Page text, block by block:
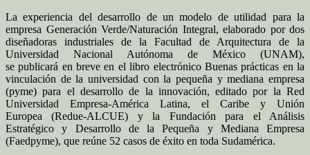
La experiencia del desarrollo de un modelo de utilidad para la
empresa Generación Verde/Naturación Integral, elaborado por dos
diseñadoras industriales de la Facultad de Arquitectura de la
Universidad Nacional Autónoma de México (UNAM),
se publicará en breve en el libro electrónico Buenas prácticas en la
vinculación de la universidad con la pequeña y mediana empresa
(pyme) para el desarrollo de la innovación, editado por la Red
Universidad Empresa-América Latina, el Caribe y Unión
Europea (Redue-ALCUE) y la Fundación para el Análisis
Estratégico y Desarrollo de la Pequeña y Mediana Empresa
(Faedpyme), que reúne 52 casos de éxito en toda Sudamérica.